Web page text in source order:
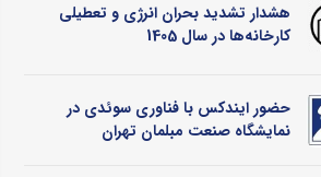
هشدار تشدید بحران انرژی و تعطیلی
کارخانه‌ها در سال 1405
حضور ایندکس با فناوری سوئدی در
نمایشگاه صنعت مبلمان تهران